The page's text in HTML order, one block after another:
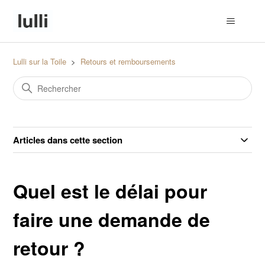
Lulli sur la Toile Retours et remboursements
Articles dans cette section
Quel est le délai pour
faire une demande de
retour ?